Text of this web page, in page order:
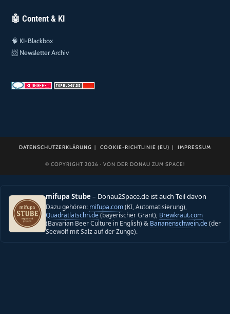
🤖 Content & KI
🧠 KI-Blackbox
📨 Newsletter Archiv
DATENSCHUTZERKLÄRUNG COOKIE-RICHTLINIE (EU) IMPRESSUM
© COPYRIGHT 2026 · VON DER DONAU ZUM SPACE!
mifupa Stube – Donau2Space.de ist auch Teil davon
Dazu gehören: mifupa.com(KI, Automatisierung),
Quadratlatschn.de(bayerischer Grant), Brewkraut.com
(Bavarian Beer Culture in English) & Bananenschwein.de(der
Seewolf mit Salz auf der Zunge).